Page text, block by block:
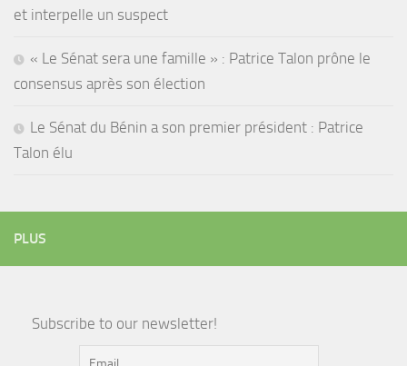
et interpelle un suspect
« Le Sénat sera une famille » : Patrice Talon prône le
consensus après son élection
Le Sénat du Bénin a son premier président : Patrice
Talon élu
PLUS
Subscribe to our newsletter!